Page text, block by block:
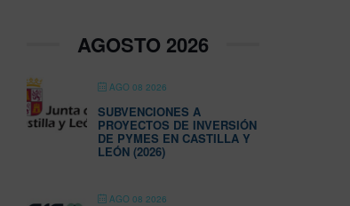
AGOSTO 2026
AGO 08 2026
SUBVENCIONES A
PROYECTOS DE INVERSIÓN
DE PYMES EN CASTILLA Y
LEÓN (2026)
AGO 08 2026